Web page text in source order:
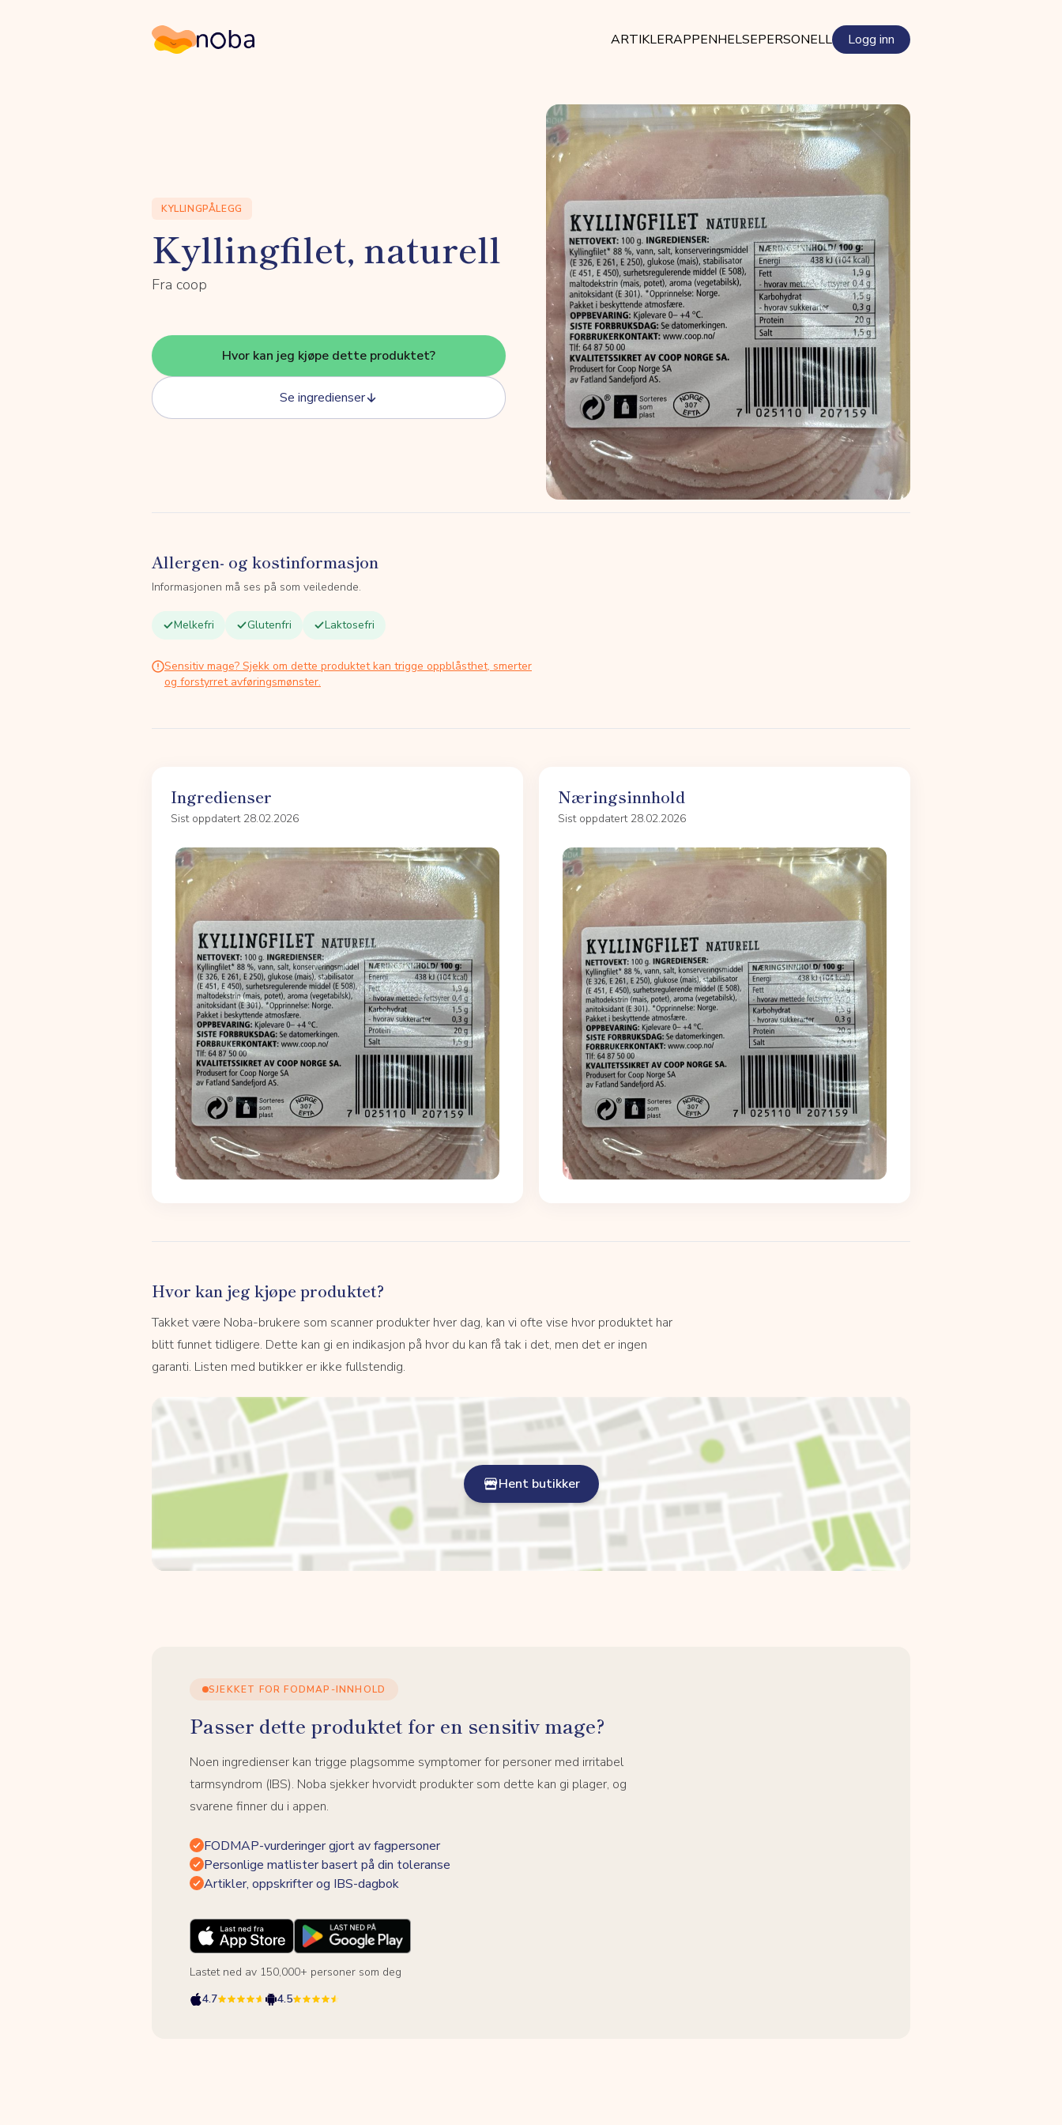
Noba ARTIKLERAPPENHELSEPERSONELL Logg inn
KYLLINGPÅLEGG
Kyllingfilet, naturell
Fra coop
Hvor kan jeg kjøpe dette produktet?
Se ingredienser
Allergen- og kostinformasjon
Informasjonen må ses på som veiledende.
Melkefri Glutenfri Laktosefri
Sensitiv mage? Sjekk om dette produktet kan trigge oppblåsthet, smerter
og forstyrret avføringsmønster.
Ingredienser
Sist oppdatert 28.02.2026
Næringsinnhold
Sist oppdatert 28.02.2026
Hvor kan jeg kjøpe produktet?
Takket være Noba-brukere som scanner produkter hver dag, kan vi ofte vise hvor produktet har
blitt funnet tidligere. Dette kan gi en indikasjon på hvor du kan få tak i det, men det er ingen
garanti. Listen med butikker er ikke fullstendig.
Hent butikker
SJEKKET FOR FODMAP-INNHOLD
Passer dette produktet for en sensitiv mage?
Noen ingredienser kan trigge plagsomme symptomer for personer med irritabel
tarmsyndrom (IBS). Noba sjekker hvorvidt produkter som dette kan gi plager, og
svarene finner du i appen.
FODMAP-vurderinger gjort av fagpersoner
Personlige matlister basert på din toleranse
Artikler, oppskrifter og IBS-dagbok
Lastet ned av 150,000+ personer som deg
4.7
4.5